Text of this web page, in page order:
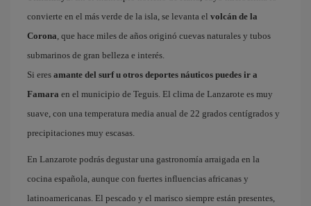
convierte en el más verde de la isla, se levanta el volcán de la
Corona, que hace miles de años originó cuevas naturales y tubos
submarinos de gran belleza e interés.
Si eres amante del surf u otros deportes náuticos puedes ir a
Famara en el municipio de Teguis. El clima de Lanzarote es muy
suave, con una temperatura media anual de 22 grados centígrados y
precipitaciones muy escasas.
En Lanzarote podrás degustar una gastronomía arraigada en la
cocina española, aunque con fuertes influencias africanas y
latinoamericanas. El pescado y el marisco siempre están presentes,